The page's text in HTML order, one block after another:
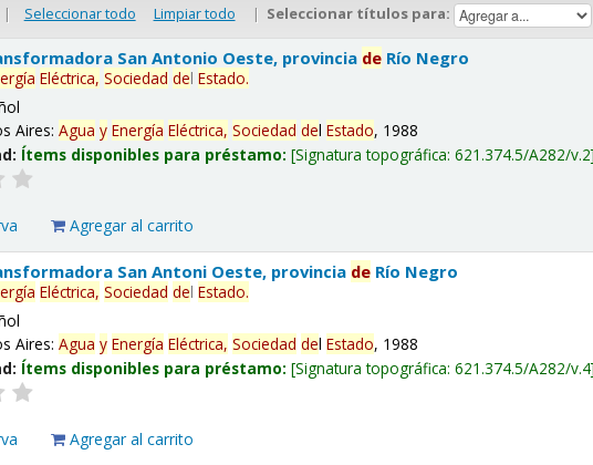
| Seleccionar todo Limpiar todo | Seleccionar títulos para:
San Antonio Oeste, provincia de Río Negro
Eléctrica, Sociedad delEstado.
Aires:Agua y Energía Eléctrica, Sociedad delEstado, 1988
Ítems disponibles para préstamo: Signatura topográfica:621.374.5/A282/v.2
Agregar al carrito
San Antoni Oeste, provincia de Río Negro
Eléctrica, Sociedad delEstado.
Aires:Agua y Energía Eléctrica, Sociedad delEstado, 1988
Ítems disponibles para préstamo: Signatura topográfica:621.374.5/A282/v.4
Agregar al carrito